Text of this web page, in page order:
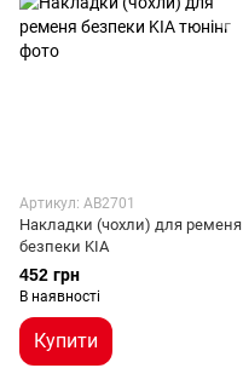
Артикул: AB2701
Накладки (чохли) для ременя
безпеки KIA
452 грн
В наявності
Купити